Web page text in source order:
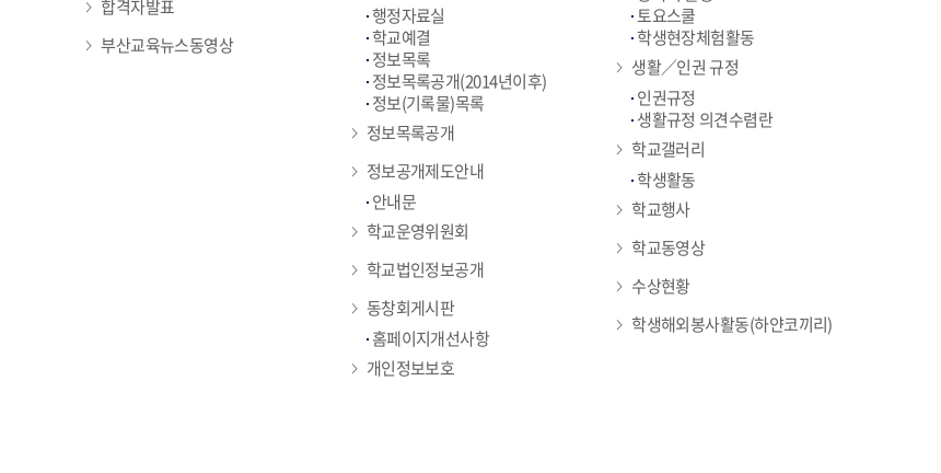
합격자발표
부산교육뉴스동영상
행정자료실
학교예결
정보목록
정보목록공개(2014년이후)
정보(기록물)목록
정보목록공개
정보공개제도안내
안내문
학교운영위원회
학교법인정보공개
동창회게시판
홈페이지개선사항
개인정보보호
토요스쿨
학생현장체험활동
생활／인권 규정
인권규정
생활규정 의견수렴란
학교갤러리
학생활동
학교행사
학교동영상
수상현황
학생해외봉사활동(하얀코끼리)